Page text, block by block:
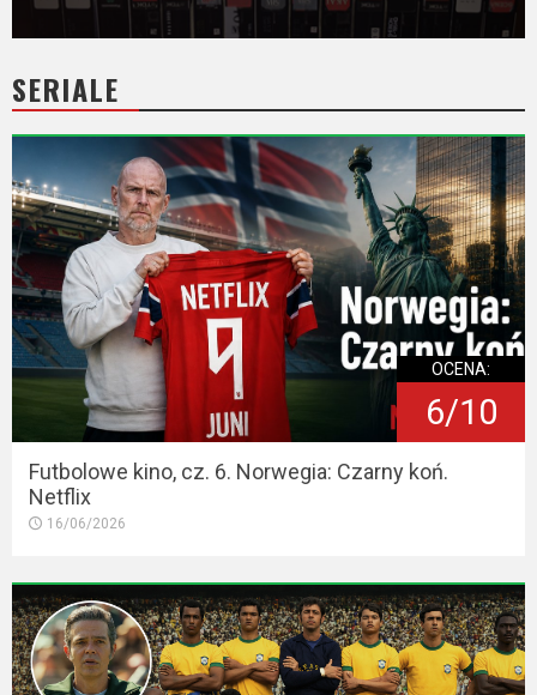
SERIALE
OCENA:
6/10
Futbolowe kino, cz. 6. Norwegia: Czarny koń.
Netflix
16/06/2026